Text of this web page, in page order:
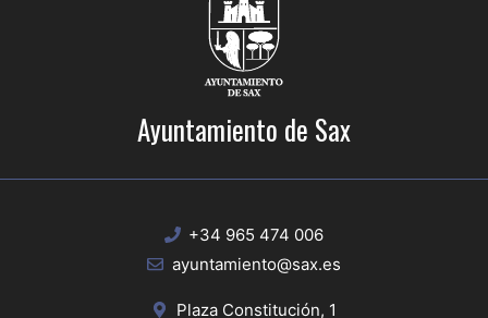
Ayuntamiento de Sax
+34 965 474 006
ayuntamiento@sax.es
Plaza Constitución, 1